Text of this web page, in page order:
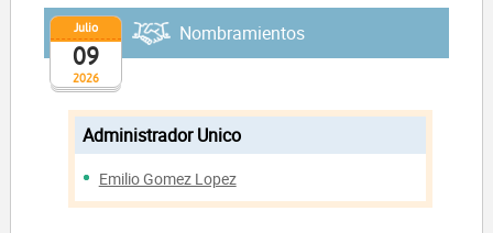
2026
Julio
09
Nombramientos
Administrador Unico
Emilio Gomez Lopez